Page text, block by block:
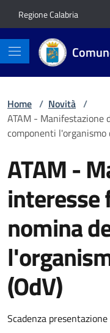
Regione Calabria
Home / Novità /
ATAM - Manifestazione
componenti l'organismo
ATAM -
interesse
nomina
(OdV)
Dettagli
Scadenza